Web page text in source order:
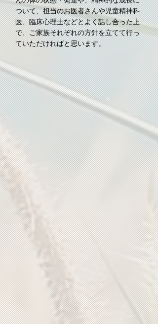
ついて、担当のお医者さんや児童精神科
医、臨床心理士などとよく話し合った上
で、ご家族それぞれの方針を立てて行っ
ていただければと思います。
第
1
章
お
父
さ
ん・
お
母
さ
ん
へ
第
2
章
子
ど
も
の
成
長
と、
お
子
さ
ん
に
ど
の
よ
う
に
話
し
て
い
く
か？
第
3
章
周
り
の
人
に
は
ど
う
話
す
か？
第
4
章
よ
く
あ
る
質
問
第